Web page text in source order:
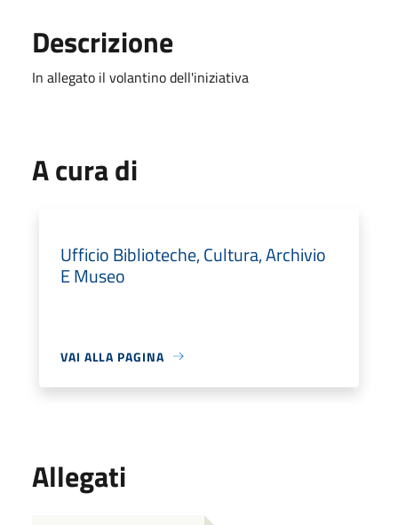
Descrizione
In allegato il volantino dell'iniziativa
A cura di
Ufficio Biblioteche, Cultura, Archivio
E Museo
VAI ALLA PAGINA
Allegati